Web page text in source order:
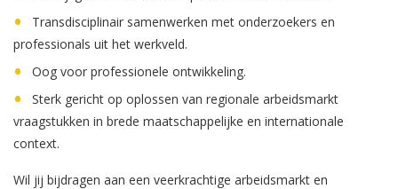
Transdisciplinair samenwerken met onderzoekers en
professionals uit het werkveld.
Oog voor professionele ontwikkeling.
Sterk gericht op oplossen van regionale arbeidsmarkt
vraagstukken in brede maatschappelijke en internationale
context.
Wil jij bijdragen aan een veerkrachtige arbeidsmarkt en